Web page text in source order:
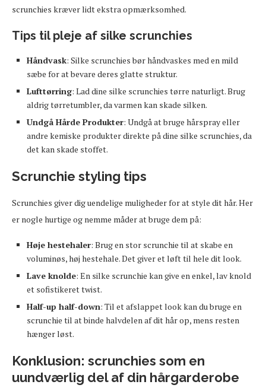
scrunchies kræver lidt ekstra opmærksomhed.
Tips til pleje af silke scrunchies
Håndvask: Silke scrunchies bør håndvaskes med en mild
sæbe for at bevare deres glatte struktur.
Lufttørring: Lad dine silke scrunchies tørre naturligt. Brug
aldrig tørretumbler, da varmen kan skade silken.
Undgå Hårde Produkter: Undgå at bruge hårspray eller
andre kemiske produkter direkte på dine silke scrunchies, da
det kan skade stoffet.
Scrunchie styling tips
Scrunchies giver dig uendelige muligheder for at style dit hår. Her
er nogle hurtige og nemme måder at bruge dem på:
Høje hestehaler: Brug en stor scrunchie til at skabe en
voluminøs, høj hestehale. Det giver et løft til hele dit look.
Lave knolde: En silke scrunchie kan give en enkel, lav knold
et sofistikeret twist.
Half-up half-down: Til et afslappet look kan du bruge en
scrunchie til at binde halvdelen af dit hår op, mens resten
hænger løst.
Konklusion: scrunchies som en
uundværlig del af din hårgarderobe